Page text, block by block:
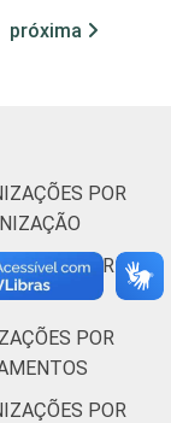
13
21
próxima
POR
POR
POR
POR